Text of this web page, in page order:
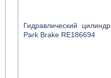
Гидравлический
Park Brake RE186694